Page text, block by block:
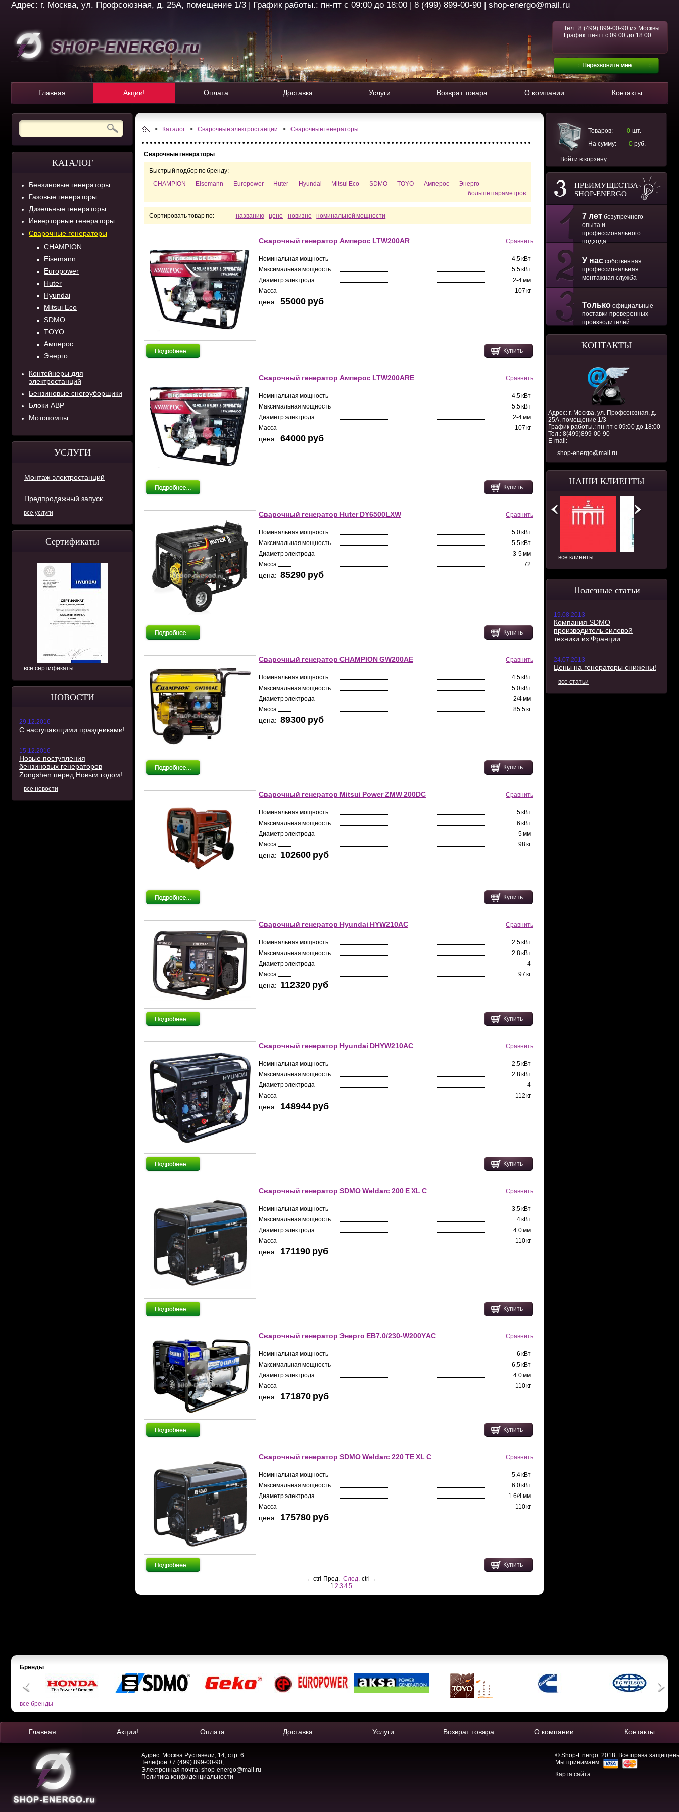
Адрес: г. Москва, ул. Профсоюзная, д. 25А, помещение 1/3 | График работы.: пн-пт с 09:00 до 18:00 | 8 (499) 899-00-90 | shop-energo@mail.ru
Тел.: 8 (499) 899-00-90 из Москвы
График: пн-пт с 09:00 до 18:00
Главная Акции! Оплата Доставка Услуги Возврат товара О компании Контакты
КАТАЛОГ
Бензиновые генераторы
Газовые генераторы
Дизельные генераторы
Инверторные генераторы
Сварочные генераторы
CHAMPION
Eisemann
Europower
Huter
Hyundai
Mitsui Eco
SDMO
TOYO
Амперос
Энерго
Контейнеры для
электростанций
Бензиновые снегоуборщики
Блоки АВР
Мотопомпы
УСЛУГИ
Монтаж электростанций
Предпродажный запуск
все услуги
Сертификаты
все сертификаты
НОВОСТИ
29.12.2016
С наступающими праздниками!
15.12.2016
Новые поступления
бензиновых генераторов
Zongshen перед Новым годом!
все новости
Товаров: 0 шт.
На сумму:
0 руб.
Войти в корзину
ПРЕИМУЩЕСТВА
SHOP-ENERGO
7 лет безупречного
опыта и
профессионального
подхода
У нас собственная
профессиональная
монтажная служба
Только официальные
поставки проверенных
производителей
КОНТАКТЫ
Адрес: г. Москва, ул. Профсоюзная, д.
25А, помещение 1/3
График работы.: пн-пт с 09:00 до 18:00
Тел.: 8(499)899-00-90
E-mail:
shop-energo@mail.ru
НАШИ КЛИЕНТЫ
все клиенты
Полезные статьи
19.08.2013
Компания SDMO
производитель силовой
техники из Франции.
24.07.2013
Цены на генераторы снижены!
все статьи
> Каталог > Сварочные электростанции > Сварочные генераторы
Сварочные генераторы
Быстрый подбор по бренду:
CHAMPION
Eisemann Europower Huter Hyundai Mitsui Eco SDMO TOYO Амперос
Энерго
больше параметров
Сортировать товар по: названию цене новизне номинальной мощности
Сварочный генератор Амперос LTW200AR Сравнить
Номинальная мощность
4.5 кВт
Максимальная мощность
5.5 кВт
Диаметр электрода
2-4 мм
Масса
107 кг
цена: 55000 pуб
Купить
Сварочный генератор Амперос LTW200ARE Сравнить
Номинальная мощность
4.5 кВт
Максимальная мощность
5.5 кВт
Диаметр электрода
2-4 мм
Масса
107 кг
цена: 64000 pуб
Купить
Сварочный генератор Huter DY6500LXW Сравнить
Номинальная мощность
5.0 кВт
Максимальная мощность
5.5 кВт
Диаметр электрода
3-5 мм
Масса
72
цена: 85290 pуб
Купить
Сварочный генератор CHAMPION GW200AE Сравнить
Номинальная мощность
4.5 кВт
Максимальная мощность
5.0 кВт
Диаметр электрода
2/4 мм
Масса
85.5 кг
цена: 89300 pуб
Купить
Сварочный генератор Mitsui Power ZMW 200DC Сравнить
Номинальная мощность
5 кВт
Максимальная мощность
6 кВт
Диаметр электрода
5 мм
Масса
98 кг
цена: 102600 pуб
Купить
Сварочный генератор Hyundai HYW210AC Сравнить
Номинальная мощность
2.5 кВт
Максимальная мощность
2.8 кВт
Диаметр электрода
4
Масса
97 кг
цена: 112320 pуб
Купить
Сварочный генератор Hyundai DHYW210AC Сравнить
Номинальная мощность
2.5 кВт
Максимальная мощность
2.8 кВт
Диаметр электрода
4
Масса
112 кг
цена: 148944 pуб
Купить
Сварочный генератор SDMO Weldarc 200 E XL C Сравнить
Номинальная мощность
3.5 кВт
Максимальная мощность
4 кВт
Диаметр электрода
4.0 мм
Масса
110 кг
цена: 171190 pуб
Купить
Сварочный генератор Энерго EB7.0/230-W200YАC Сравнить
Номинальная мощность
6 кВт
Максимальная мощность
6,5 кВт
Диаметр электрода
4.0 мм
Масса
110 кг
цена: 171870 pуб
Купить
Сварочный генератор SDMO Weldarc 220 TE XL C Сравнить
Номинальная мощность
5.4 кВт
Максимальная мощность
6.0 кВт
Диаметр электрода
1.6/4 мм
Масса
110 кг
цена: 175780 pуб
Купить
← ctrl Пред. След. ctrl →
1 2 3 45
Бренды
все бренды
Главная Акции! Оплата Доставка Услуги Возврат товара О компании Контакты
Адрес: Москва Руставели, 14, стр. 6
Телефон:+7 (499) 899-00-90,
Электронная почта: shop-energo@mail.ru
Политика конфиденциальности
© Shop-Energo. 2018. Все права
Мы принимаем:
Карта сайта